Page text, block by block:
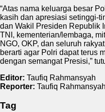
“Atas nama keluarga besar
kasih dan apresiasi setinggi-
dan Wakil Presiden Republik
TNI, kementerian/lembaga,
NGO, OKP, dan seluruh
berarti agar Polri dapat terus
dengan semangat Presisi,”
Editor: Taufiq Rahmansyah
Reporter: Taufiq Rahmansyah
Tag